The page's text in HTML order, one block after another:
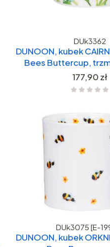
DUk3362
DUNOON, kubek
Bees Buttercup,
Cena
177,90 zł
DUk3075 [E-
DUNOON, kubek